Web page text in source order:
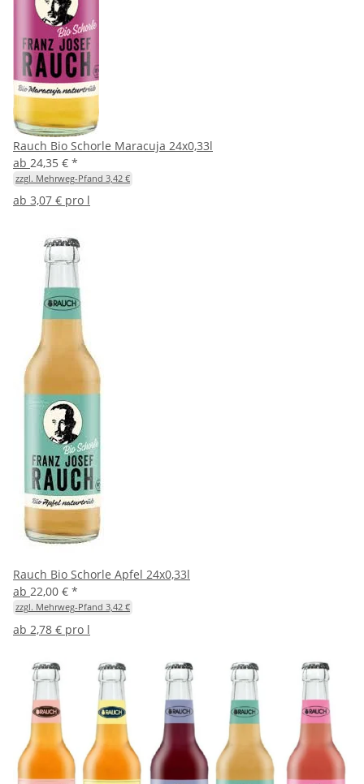
Rauch Bio Schorle Maracuja 24x0,33l
ab 24,35 € *
zzgl. Mehrweg-Pfand 3,42 €
ab 3,07 € pro l
Rauch Bio Schorle Apfel 24x0,33l
ab 22,00 € *
zzgl. Mehrweg-Pfand 3,42 €
ab 2,78 € pro l